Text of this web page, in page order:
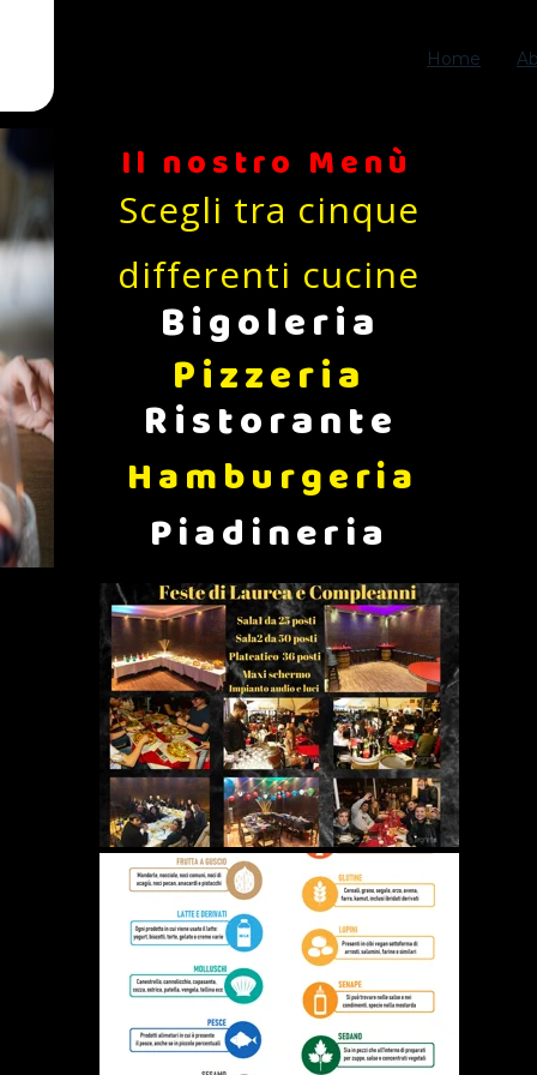
Home
Il nostro Menù
Scegli tra cinque
differenti cucine
Hamburgeria
Pizzeria
Ristorante
Bigoleria
Piadineria